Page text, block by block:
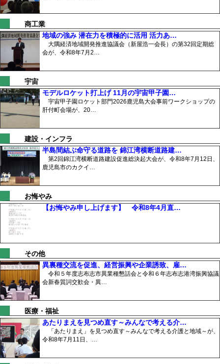
商工業
地域の強み 潜在力を積極的に活用 活力あ…
大隅経済地域開発推進協議会（新屋浩一会長）の第32回定期総
会が、令和8年7月2…
宇宙
モデルロケット打上げ 11月の宇宙甲子園…
宇宙甲子園ロケット部門2026鹿児島大会事前ワークショップの
肝付町会場が、20…
建設・インフラ
半島間結ぶ命守る道路を 錦江湾横断道路建…
第2回錦江湾横断道路建設促進総決起大会が、令和8年7月12日、
鹿児島市のカクイ…
お悔やみ
【お悔やみ申し上げます】 令和8年4月直…
その他
異裏種交流を促進、経営振興や企業誘致、雇…
令和５年度志布志市異業種懇話会と令和６年志布志港湾振興協議
会新春質詞交歓会・異…
医療・福祉
あたりまえを見つめ直す～みんなで考える介…
「あたりまえ」を見つめ直す～みんなで考える介護と地域～が、
令和8年7月11日、…